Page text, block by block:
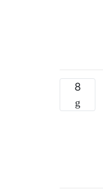
8